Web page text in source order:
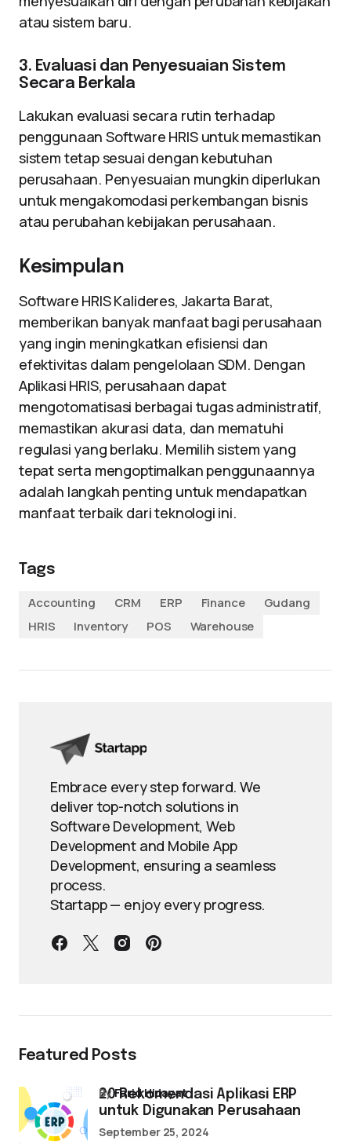
atau sistem baru.
3. Evaluasi dan Penyesuaian Sistem
Secara Berkala
Lakukan evaluasi secara rutin terhadap
penggunaan Software HRIS untuk memastikan
sistem tetap sesuai dengan kebutuhan
perusahaan. Penyesuaian mungkin diperlukan
untuk mengakomodasi perkembangan bisnis
atau perubahan kebijakan perusahaan.
Kesimpulan
Software HRIS Kalideres, Jakarta Barat,
memberikan banyak manfaat bagi perusahaan
yang ingin meningkatkan efisiensi dan
efektivitas dalam pengelolaan SDM. Dengan
Aplikasi HRIS, perusahaan dapat
mengotomatisasi berbagai tugas administratif,
memastikan akurasi data, dan mematuhi
regulasi yang berlaku. Memilih sistem yang
tepat serta mengoptimalkan penggunaannya
adalah langkah penting untuk mendapatkan
manfaat terbaik dari teknologi ini.
Tags
Accounting
CRM ERP Finance
Gudang
HRIS
Inventory POS Warehouse
Embrace every step forward. We
deliver top-notch solutions in
Software Development, Web
Development and Mobile App
Development, ensuring a seamless
process.
Startapp — enjoy every progress.
Featured Posts
20 Rekomendasi Aplikasi ERP
untuk Digunakan Perusahaan
byFarid Hidayat
September 25, 2024